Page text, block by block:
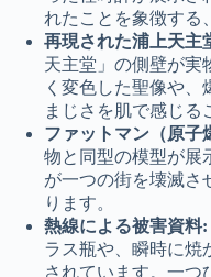
れたことを象徴する
再現された浦上天主
天主堂」の側壁が実
く変色した聖像や
まじさを肌で感じる
ファットマン（原子
物と同型の模型が展
が一つの街を壊滅さ
ります。
熱線による被害資料:
ラス瓶や、瞬時に焼
されています。一つ